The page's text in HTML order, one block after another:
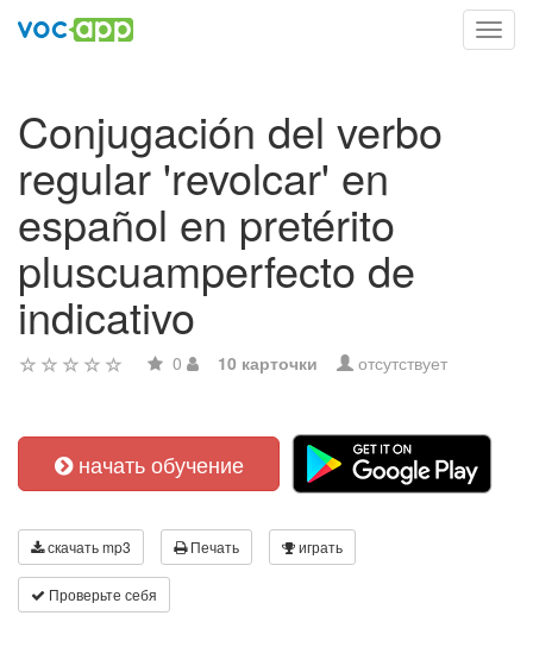
Conjugación del verbo
regular 'revolcar' en
español en pretérito
pluscuamperfecto de
indicativo
0 10 карточки отсутствует
начать обучение
скачать mp3 Печать играть
Проверьте себя